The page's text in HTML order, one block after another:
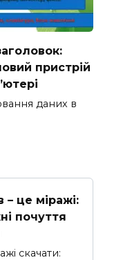
пристрій
даних в
це міражі:
почуття
скачати: